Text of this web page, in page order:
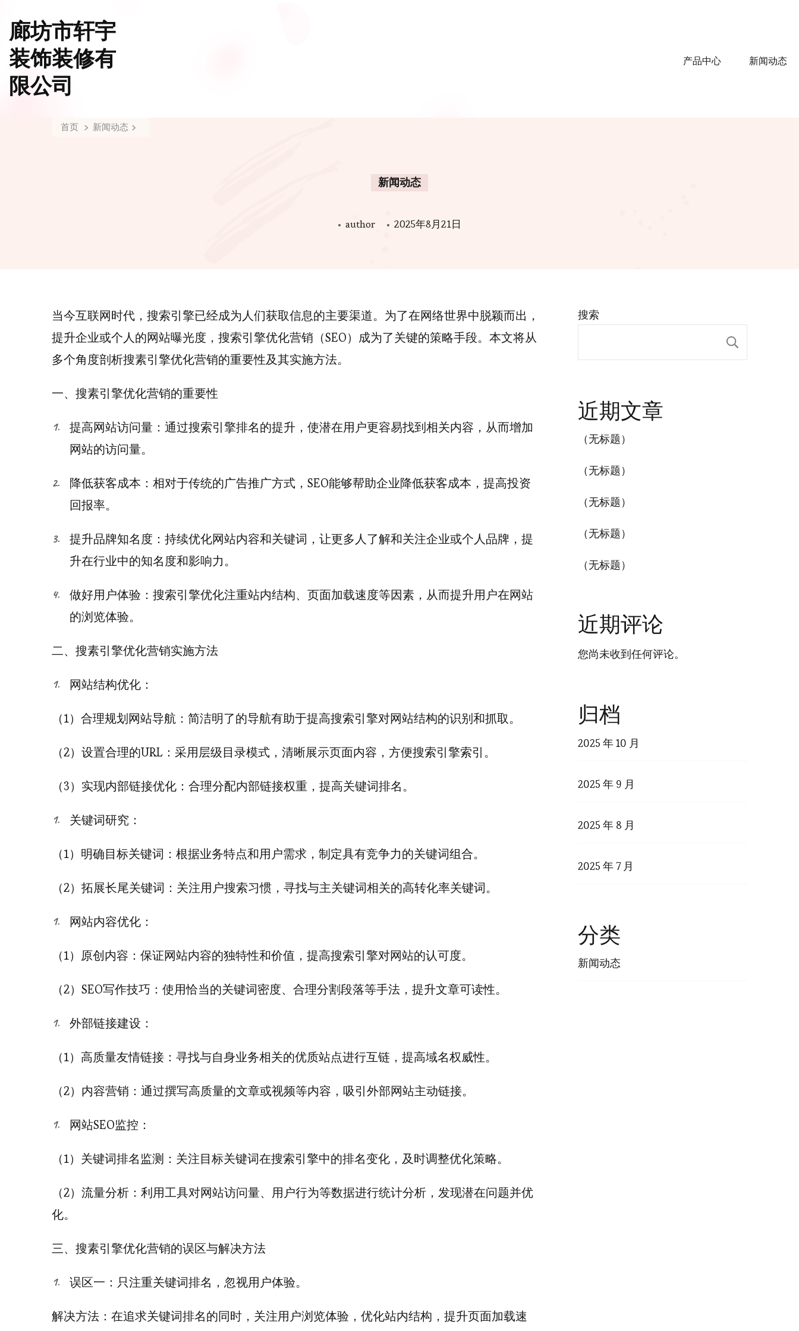
产品中心 新闻动态
廊坊市轩宇
装饰装修有
限公司
首页 新闻动态
新闻动态
author 2025年8月21日
当今互联网时代，搜索引擎已经成为人们获取信息的主要渠道。为了在网络世界中脱颖而出，
提升企业或个人的网站曝光度，搜索引擎优化营销（SEO）成为了关键的策略手段。本文将从
多个角度剖析搜素引擎优化营销的重要性及其实施方法。
一、搜素引擎优化营销的重要性
提高网站访问量：通过搜索引擎排名的提升，使潜在用户更容易找到相关内容，从而增加
网站的访问量。
降低获客成本：相对于传统的广告推广方式，SEO能够帮助企业降低获客成本，提高投资
回报率。
提升品牌知名度：持续优化网站内容和关键词，让更多人了解和关注企业或个人品牌，提
升在行业中的知名度和影响力。
做好用户体验：搜索引擎优化注重站内结构、页面加载速度等因素，从而提升用户在网站
的浏览体验。
二、搜素引擎优化营销实施方法
网站结构优化：
（1）合理规划网站导航：简洁明了的导航有助于提高搜索引擎对网站结构的识别和抓取。
（2）设置合理的URL：采用层级目录模式，清晰展示页面内容，方便搜索引擎索引。
（3）实现内部链接优化：合理分配内部链接权重，提高关键词排名。
关键词研究：
（1）明确目标关键词：根据业务特点和用户需求，制定具有竞争力的关键词组合。
（2）拓展长尾关键词：关注用户搜索习惯，寻找与主关键词相关的高转化率关键词。
网站内容优化：
（1）原创内容：保证网站内容的独特性和价值，提高搜索引擎对网站的认可度。
（2）SEO写作技巧：使用恰当的关键词密度、合理分割段落等手法，提升文章可读性。
外部链接建设：
（1）高质量友情链接：寻找与自身业务相关的优质站点进行互链，提高域名权威性。
（2）内容营销：通过撰写高质量的文章或视频等内容，吸引外部网站主动链接。
网站SEO监控：
（1）关键词排名监测：关注目标关键词在搜索引擎中的排名变化，及时调整优化策略。
（2）流量分析：利用工具对网站访问量、用户行为等数据进行统计分析，发现潜在问题并优
化。
三、搜素引擎优化营销的误区与解决方法
误区一：只注重关键词排名，忽视用户体验。
解决方法：在追求关键词排名的同时，关注用户浏览体验，优化站内结构，提升页面加载速
搜索
近期文章
（无标题）
（无标题）
（无标题）
（无标题）
（无标题）
近期评论
您尚未收到任何评论。
归档
2025 年 10 月
2025 年 9 月
2025 年 8 月
2025 年 7 月
分类
新闻动态